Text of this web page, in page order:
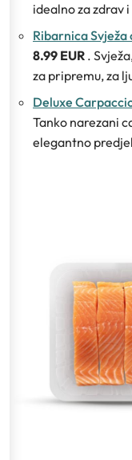
idealno za zdrav
Ribarnica
8.99 EUR .
za pripremu, za
Deluxe
Tanko narezani
elegantno